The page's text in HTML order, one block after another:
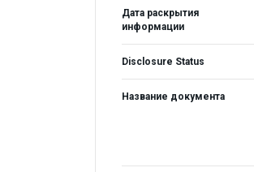
Дата раскрытия
информации
Disclosure Status
Название документа